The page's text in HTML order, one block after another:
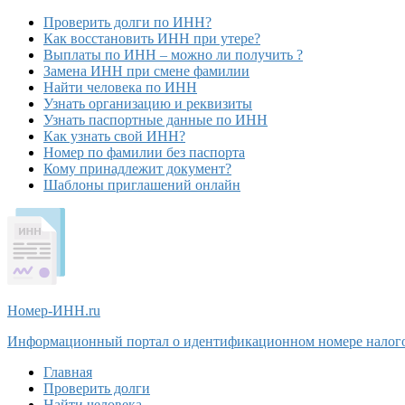
Проверить долги по ИНН?
Как восстановить ИНН при утере?
Выплаты по ИНН – можно ли получить ?
Замена ИНН при смене фамилии
Найти человека по ИНН
Узнать организацию и реквизиты
Узнать паспортные данные по ИНН
Как узнать свой ИНН?
Номер по фамилии без паспорта
Кому принадлежит документ?
Шаблоны приглашений онлайн
Номер-ИНН.ru
Информационный портал о идентификационном номере
Главная
Проверить долги